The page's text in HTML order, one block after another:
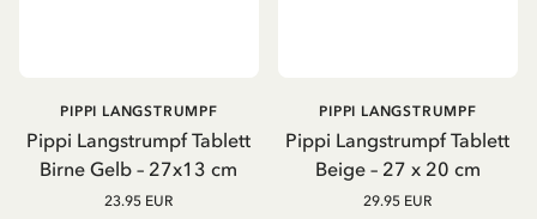
Pippi Langstrumpf Tablett
Birne Gelb – 27x13 cm
PIPPI LANGSTRUMPF
23.95 EUR
Pippi Langstrumpf Tablett
Beige – 27 x 20 cm
PIPPI LANGSTRUMPF
29.95 EUR